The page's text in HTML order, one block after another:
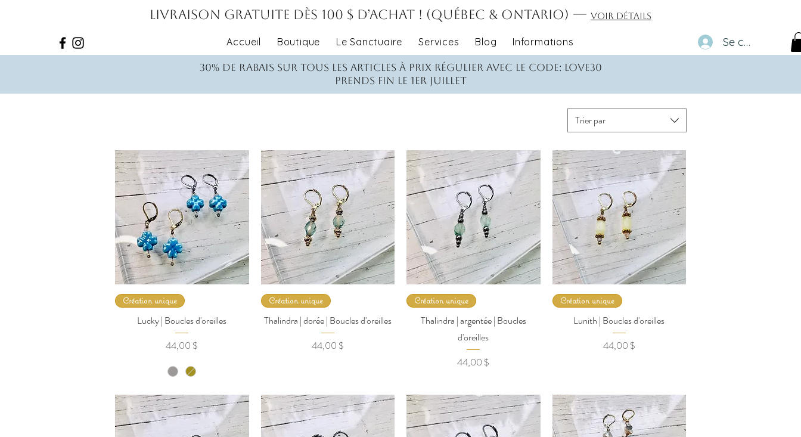
Livraison gratuite dès 100 $ d’achat ! (Québec & Ontario) — Voir détails
Accueil Boutique Le Sanctuaire Services Blog Informations Se connecter
30% de rabais sur tous les articles à prix régulier avec le code: love30
Prends fin le 1er juillet
Trier par
Création unique
Lucky | Boucles d'oreilles
Prix
44,00 $
Création unique
Thalindra | dorée | Boucles d'oreilles
Prix
44,00 $
Création unique
Thalindra | argentée | Boucles
d'oreilles
Prix
44,00 $
Création unique
Lunith | Boucles d'oreilles
Prix
44,00 $